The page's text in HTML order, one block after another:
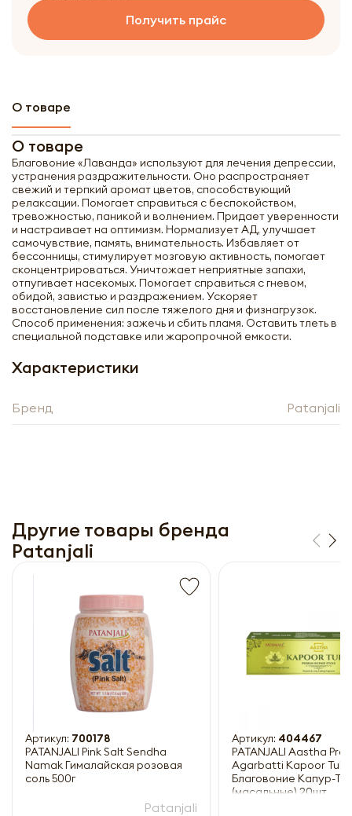
Получить прайс
О товаре
О товаре
Благовоние «Лаванда» используют для лечения депрессии,
устранения раздражительности. Оно распространяет
свежий и терпкий аромат цветов, способствующий
релаксации. Помогает справиться с беспокойством,
тревожностью, паникой и волнением. Придает уверенности
и настраивает на оптимизм. Нормализует АД, улучшает
самочувствие, память, внимательность. Избавляет от
бессонницы, стимулирует мозговую активность, помогает
сконцентрироваться. Уничтожает неприятные запахи,
отпугивает насекомых. Помогает справиться с гневом,
обидой, завистью и раздражением. Ускоряет
восстановление сил после тяжелого дня и физнагрузок.
Способ применения: зажечь и сбить пламя. Оставить тлеть в
специальной подставке или жаропрочной емкости.
Характеристики
Бренд Patanjali
Другие товары бренда
Patanjali
Артикул: 700178
PATANJALI Pink Salt Sendha
Namak Гималайская розовая
соль 500г
Patanjali
Артикул: 404467
PATANJALI Aastha
Agarbatti Kapoor Tulsi
Благовоние Капур-
(масальные) 20шт
Получить прайс-лист
Обязательны к заполнению